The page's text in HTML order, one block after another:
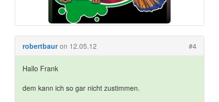
robertbaur on 12.05.12 #4
Hallo Frank
dem kann ich so gar nicht zustimmen.